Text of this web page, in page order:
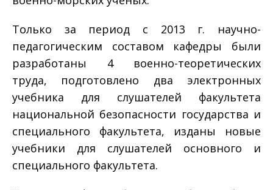
Только за период с 2013 г. научно-
педагогическим составом кафедры были
разработаны 4 военно-теоретических
труда, подготовлено два электронных
учебника для слушателей факультета
национальной безопасности государства и
специального факультета, изданы новые
учебники для слушателей основного и
специального факультета.